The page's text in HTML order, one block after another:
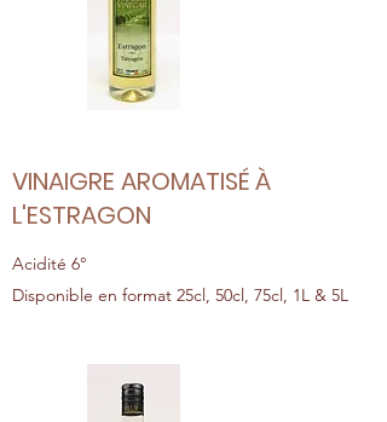
VINAIGRE AROMATISÉ À
L'ESTRAGON
Acidité 6°
Disponible en format 25cl, 50cl, 75cl, 1L & 5L